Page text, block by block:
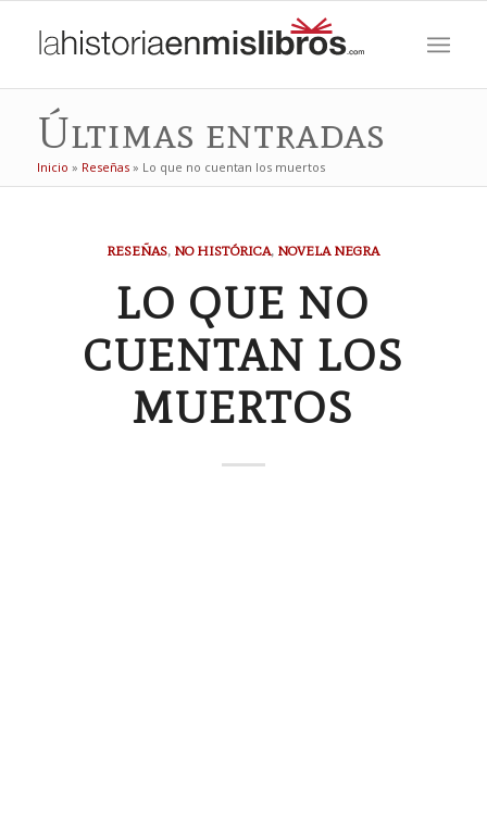
Últimas entradas
Inicio » Reseñas» Lo que no cuentan los muertos
RESEÑAS, NO HISTÓRICA, NOVELA NEGRA
LO QUE NO
CUENTAN LOS
MUERTOS